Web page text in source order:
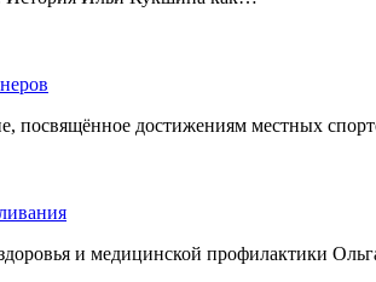
посвящённое достижениям местных
и медицинской профилактики